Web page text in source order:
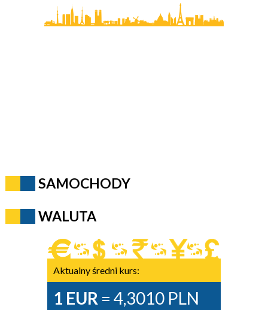
SAMOCHODY
WALUTA
Aktualny średni kurs:
1 EUR = 4,3010 PLN